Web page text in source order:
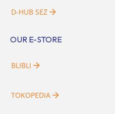
D-HUB SEZ
OUR E-STORE
BLIBLI
TOKOPEDIA